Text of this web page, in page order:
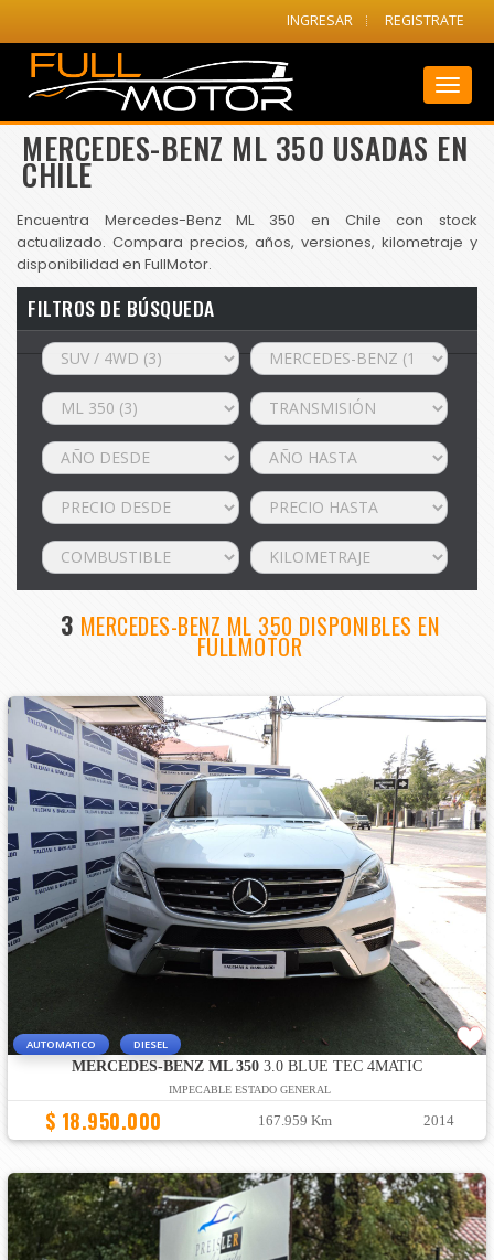
INGRESAR REGISTRATE
MERCEDES-BENZ ML 350 USADAS EN
CHILE
Encuentra Mercedes-Benz ML 350 en Chile con stock
actualizado. Compara precios, años, versiones, kilometraje y
disponibilidad en FullMotor.
FILTROS DE BÚSQUEDA
3 MERCEDES-BENZ ML 350 DISPONIBLES EN
FULLMOTOR
AUTOMATICO DIESEL
MERCEDES-BENZ ML 3503.0 BLUE TEC 4MATIC
IMPECABLE ESTADO GENERAL
$ 18.950.000 167.959 Km 2014